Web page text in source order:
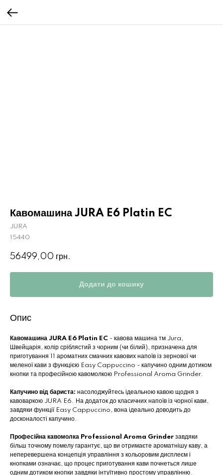
Кавомашина JURA E6 Platin EC
JURA
15440
56499,00 грн.
Додати до кошику
Опис
Кавомашина JURA E6 Platin EC - кавова машина тм Jura,
Швейцарія, колір сріблястий з чорним (чи білий), призначена для
приготування 11 ароматних смачних кавових напоїв із зернової чи
меленої кави з функцією Easy Cappuccino - капучино одним дотиком
кнопки та професійною кавомолкою Professional Aroma Grinder.
Капучино від бариста: насолоджуйтесь ідеальною кавою щодня з
кавоваркою JURA E6. На додаток до класичних напоїв із чорної кави,
завдяки функції Easy Cappuccino, вона ідеально доводить до
досконалості капучино.
Професійна кавомолка Professional Aroma Grinder завдяки
більш точному помелу гарантує, що ви отримаєте ароматнішу каву, а
неперевершена концепція управління з кольоровим дисплеєм і
кнопками означає, що процес приготування кави почнеться лише
одним дотиком кнопки завдяки інтуїтивно простому управлінню.